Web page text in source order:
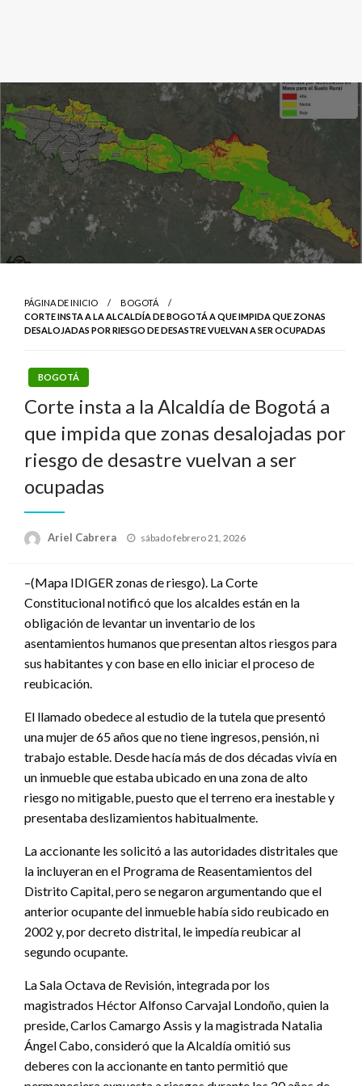
PÁGINA DE INICIO
BOGOTÁ
CORTE INSTA A LA ALCALDÍA DE BOGOTÁ A QUE IMPIDA QUE ZONAS
DESALOJADAS POR RIESGO DE DESASTRE VUELVAN A SER OCUPADAS
BOGOTÁ
Corte insta a la Alcaldía de Bogotá a
que impida que zonas desalojadas por
riesgo de desastre vuelvan a ser
ocupadas
Ariel Cabrera
Publicado
sábado febrero 21, 2026
–(Mapa IDIGER zonas de riesgo). La Corte
Constitucional notificó que los alcaldes están en la
obligación de levantar un inventario de los
asentamientos humanos que presentan altos riesgos para
sus habitantes y con base en ello iniciar el proceso de
reubicación.
El llamado obedece al estudio de la tutela que presentó
una mujer de 65 años que no tiene ingresos, pensión, ni
trabajo estable. Desde hacía más de dos décadas vivía en
un inmueble que estaba ubicado en una zona de alto
riesgo no mitigable, puesto que el terreno era inestable y
presentaba deslizamientos habitualmente.
La accionante les solicitó a las autoridades distritales que
la incluyeran en el Programa de Reasentamientos del
Distrito Capital, pero se negaron argumentando que el
anterior ocupante del inmueble había sido reubicado en
2002 y, por decreto distrital, le impedía reubicar al
segundo ocupante.
La Sala Octava de Revisión, integrada por los
magistrados Héctor Alfonso Carvajal Londoño, quien la
preside, Carlos Camargo Assis y la magistrada Natalia
Ángel Cabo, consideró que la Alcaldía omitió sus
deberes con la accionante en tanto permitió que